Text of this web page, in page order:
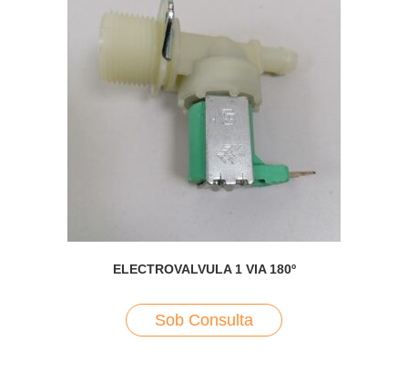
ELECTROVALVULA 1 VIA 180º
Sob Consulta